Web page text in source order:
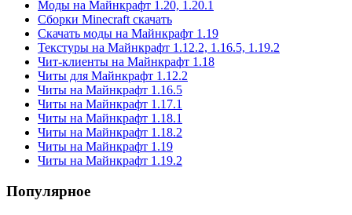
Моды на Майнкрафт 1.20, 1.20.1
Сборки Minecraft скачать
Скачать моды на Майнкрафт 1.19
Текстуры на Майнкрафт 1.12.2, 1.16.5, 1.19.2
Чит-клиенты на Майнкрафт 1.18
Читы для Майнкрафт 1.12.2
Читы на Майнкрафт 1.16.5
Читы на Майнкрафт 1.17.1
Читы на Майнкрафт 1.18.1
Читы на Майнкрафт 1.18.2
Читы на Майнкрафт 1.19
Читы на Майнкрафт 1.19.2
Популярное